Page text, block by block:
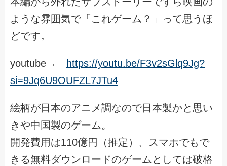
ような雰囲気で「これゲーム？」って思うほ
どです。
youtube→
https://youtu.be/F3v2sGlq9Jg?
si=9Jq6U9OUFZL7JTu4
絵柄が日本のアニメ調なので日本製かと思い
きや中国製のゲーム。
開発費用は110億円（推定）、スマホでもで
きる無料ダウンロードのゲームとしては破格